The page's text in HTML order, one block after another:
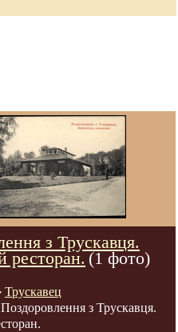
з Трускавця.
ресторан.(1 фото)
Трускавец
Поздоровлення з Трускавця.